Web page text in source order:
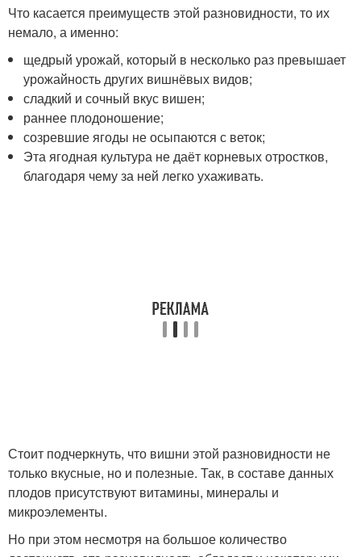
Что касается преимуществ этой разновидности, то их
немало, а именно:
щедрый урожай, который в несколько раз превышает
урожайность других вишнёвых видов;
сладкий и сочный вкус вишен;
раннее плодоношение;
созревшие ягоды не осыпаются с веток;
Эта ягодная культура не даёт корневых отростков,
благодаря чему за ней легко ухаживать.
Стоит подчеркнуть, что вишни этой разновидности не
только вкусные, но и полезные. Так, в составе данных
плодов присутствуют витамины, минералы и
микроэлементы.
Но при этом несмотря на большое количество